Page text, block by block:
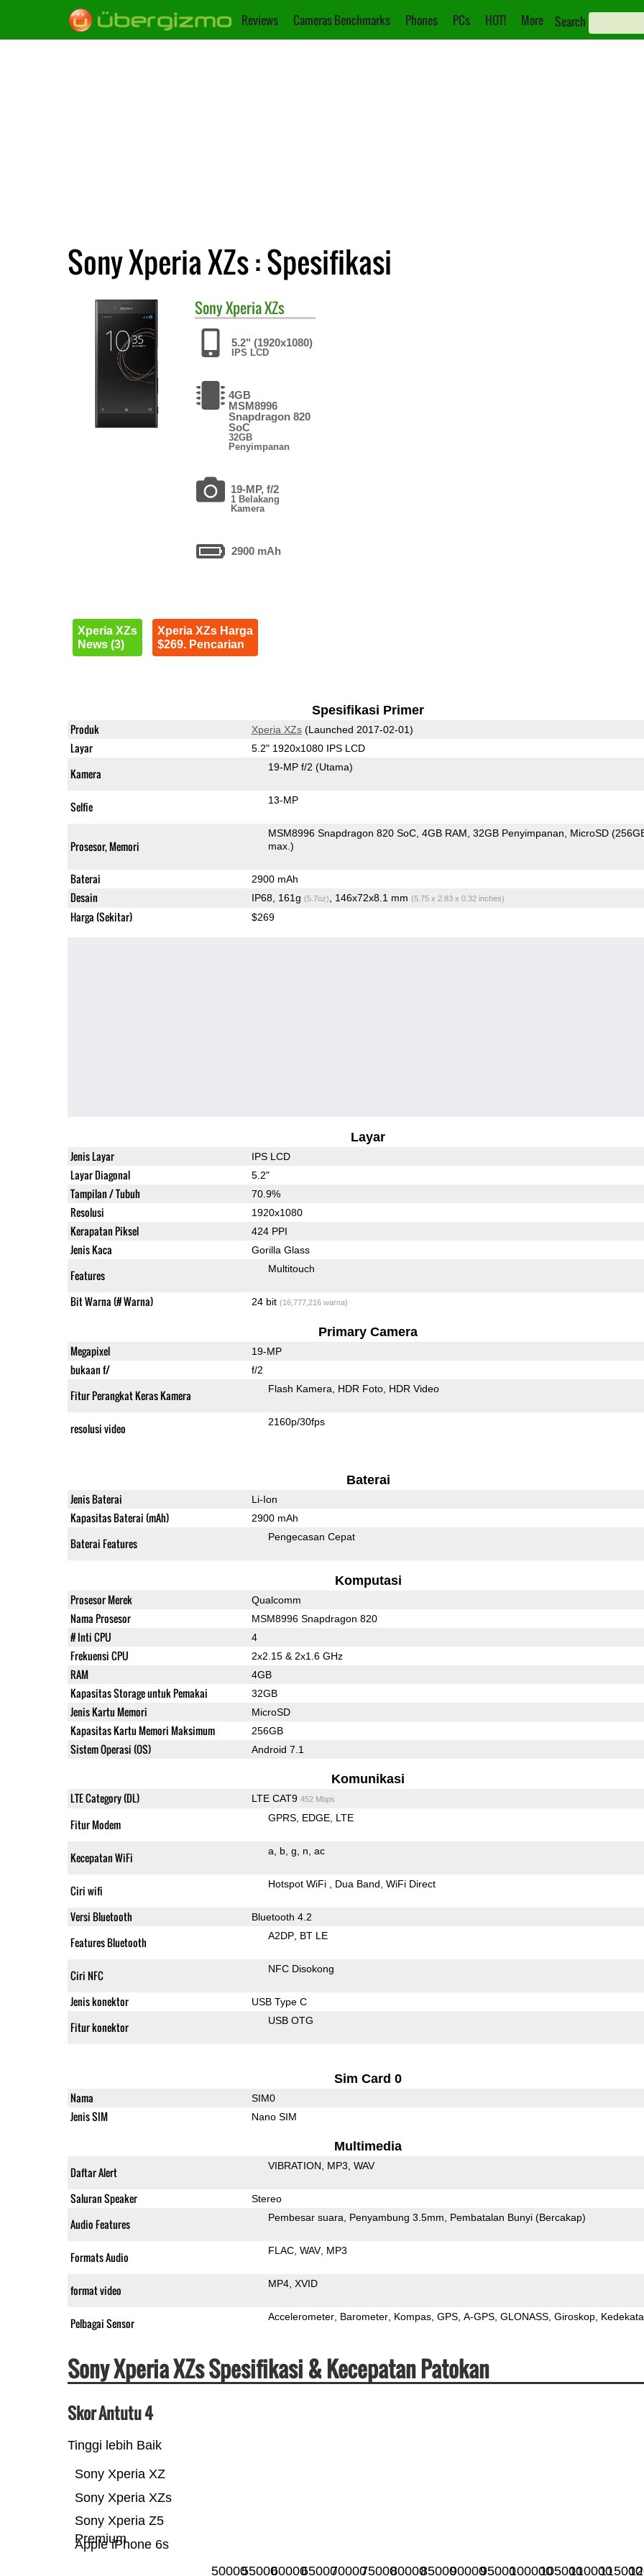
Reviews Cameras Benchmarks Phones PCs HOT! More Search
Sony Xperia XZs : Spesifikasi
SonyXperia XZs
5.2" (1920x1080)
IPS LCD
4GB
MSM8996
Snapdragon 820
SoC
32GB
Penyimpanan
19-MP, f/2
1 Belakang
Kamera
2900 mAh
Xperia XZs
News (3)
Xperia XZs Harga
$269. Pencarian
Spesifikasi Primer
Produk Xperia XZs(Launched 2017-02-01)
Layar 5.2" 1920x1080 IPS LCD
Kamera 19-MP f/2 (Utama)
Selfie 13-MP
Prosesor, Memori
MSM8996 Snapdragon 820 SoC 4GB RAM 32GB Penyimpanan
MicroSD
max.)
Baterai 2900 mAh
Desain IP68, 161g (5.7oz) , 146x72x8.1 mm (5.75 x 2.83 x 0.32 inches)
Harga (Sekitar) $269
Layar
Jenis Layar IPS LCD
Layar Diagonal 5.2"
Tampilan / Tubuh 70.9%
Resolusi 1920x1080
Kerapatan Piksel 424 PPI
Jenis Kaca Gorilla Glass
Features Multitouch
Bit Warna (# Warna) 24 bit (16,777,216 warna)
Primary Camera
Megapixel 19-MP
bukaan f/ f/2
Fitur Perangkat Keras Kamera Flash Kamera HDR Foto HDR Video
resolusi video 2160p/30fps
Baterai
Jenis Baterai Li-Ion
Kapasitas Baterai (mAh) 2900 mAh
Baterai Features Pengecasan Cepat
Komputasi
Prosesor Merek Qualcomm
Nama Prosesor MSM8996 Snapdragon 820
# Inti CPU 4
Frekuensi CPU 2x2.15 & 2x1.6 GHz
RAM 4GB
Kapasitas Storage untuk Pemakai 32GB
Jenis Kartu Memori MicroSD
Kapasitas Kartu Memori Maksimum 256GB
Sistem Operasi (OS) Android 7.1
Komunikasi
LTE Category (DL) LTE CAT9 452 Mbps
Fitur Modem GPRS EDGE LTE
Kecepatan WiFi a b g n ac
Ciri wifi Hotspot WiFi Dua Band WiFi Direct
Versi Bluetooth Bluetooth 4.2
Features Bluetooth A2DP BT LE
Ciri NFC NFC Disokong
Jenis konektor USB Type C
Fitur konektor USB OTG
Sim Card 0
Nama SIM0
Jenis SIM Nano SIM
Multimedia
Daftar Alert VIBRATION MP3 WAV
Saluran Speaker Stereo
Audio Features Pembesar suara Penyambung 3.5mm Pembatalan Bunyi (Bercakap)
Formats Audio FLAC WAV MP3
format video MP4 XVID
Pelbagai Sensor Accelerometer Barometer Kompas GPS A-GPS GLONASS Giroskop
Sony Xperia XZs Spesifikasi & Kecepatan Patokan
Skor Antutu 4
Tinggi lebih Baik
Apple iPhone 6s
Sony Xperia Z5
Premium
Sony Xperia XZs
Sony Xperia XZ
50000550006000065000700007500080000850009000095000100000105000110000115000